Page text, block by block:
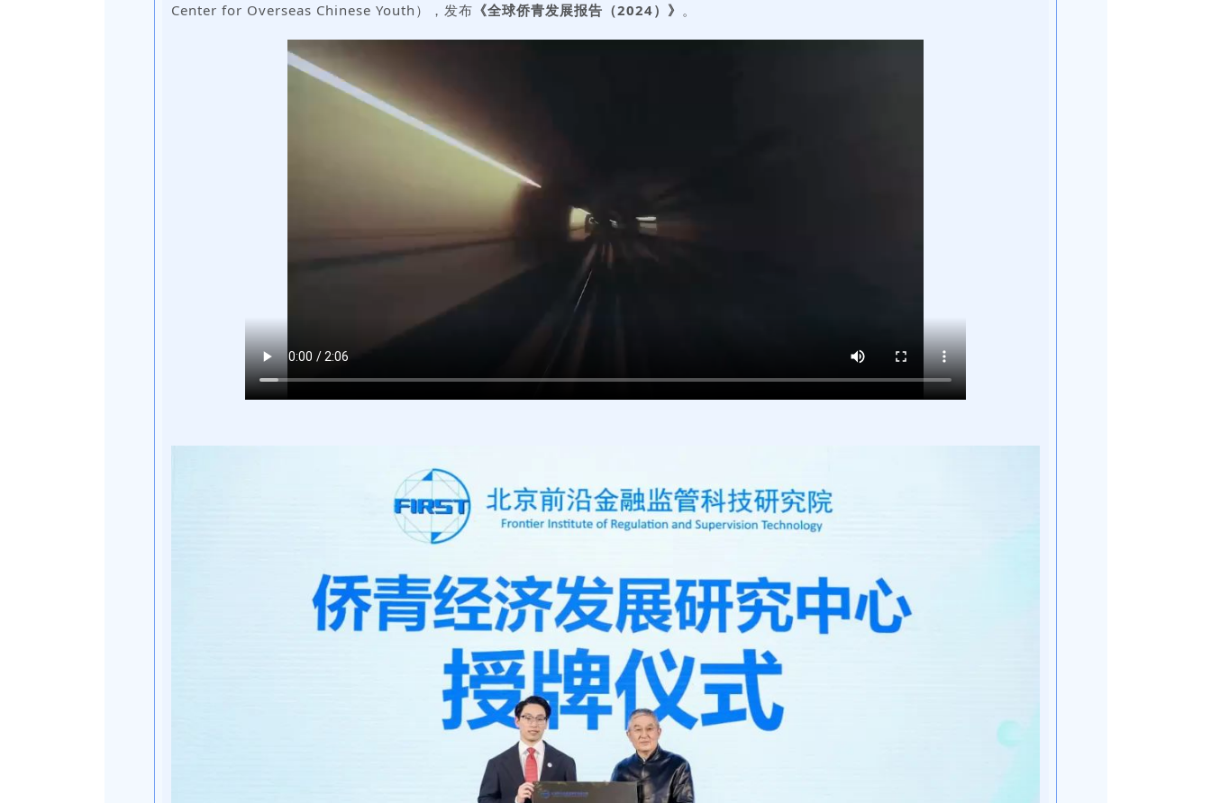
Center for Overseas Chinese Youth），发布 《全球侨青发展报告（2024）》 。